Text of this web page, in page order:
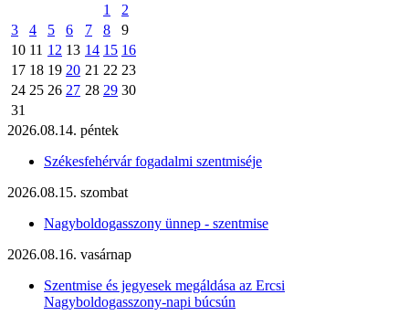
1
2
3
4 5 6 7 8
9
10 11 12 13 14 15 16
17 18 19 20 21 22 23
24 25 26 27 28 29 30
31
2026.08.14. péntek
Székesfehérvár fogadalmi szentmiséje
2026.08.15. szombat
Nagyboldogasszony ünnep - szentmise
2026.08.16. vasárnap
Szentmise és jegyesek megáldása az Ercsi
Nagyboldogasszony-napi búcsún